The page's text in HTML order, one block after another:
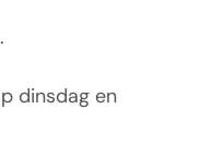
dinsdag en